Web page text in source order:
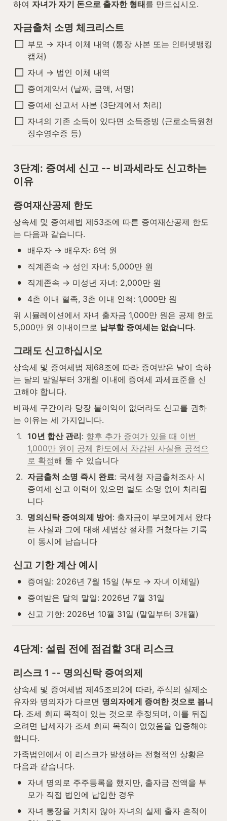
하여 자녀가 자기 돈으로 출자한 형태를 만드십시오.
자금출처 소명 체크리스트
부모 → 자녀 이체 내역 (통장 사본 또는 인터넷뱅킹
캡처)
자녀 → 법인 이체 내역
증여계약서 (날짜, 금액, 서명)
증여세 신고서 사본 (3단계에서 처리)
자녀의 기존 소득이 있다면 소득증빙 (근로소득원천
징수영수증 등)
3단계: 증여세 신고 -- 비과세라도 신고하는
이유
증여재산공제 한도
상속세 및 증여세법 제53조에 따른 증여재산공제 한도
는 다음과 같습니다.
• 배우자 → 배우자: 6억 원
• 직계존속 → 성인 자녀: 5,000만 원
• 직계존속 → 미성년 자녀: 2,000만 원
•
4촌 이내 혈족, 3촌 이내 인척: 1,000만 원
위 시뮬레이션에서 자녀 출자금 1,000만 원은 공제 한도
5,000만 원 이내이므로 납부할 증여세는 없습니다.
그래도 신고하십시오
상속세 및 증여세법 제68조에 따라 증여받은 날이 속하
는 달의 말일부터 3개월 이내에 증여세 과세표준을 신
고해야 합니다.
비과세 구간이라 당장 불이익이 없더라도 신고를 권하
는 이유는 세 가지입니다.
1. 10년 합산 관리: 향후 추가 증여가 있을 때 이번
1,000만 원이 공제 한도에서 차감된 사실을 공적으
로 확정해 둘 수 있습니다
2. 자금출처 소명 즉시 완료: 국세청 자금출처조사 시
증여세 신고 이력이 있으면 별도 소명 없이 처리됩
니다
3. 명의신탁 증여의제 방어: 출자금이 부모에게서 왔다
는 사실과 그에 대해 세법상 절차를 거쳤다는 기록
이 동시에 남습니다
신고 기한 계산 예시
• 증여일: 2026년 7월 15일 (부모 → 자녀 이체일)
• 증여받은 달의 말일: 2026년 7월 31일
• 신고 기한: 2026년 10월 31일 (말일부터 3개월)
4단계: 설립 전에 점검할 3대 리스크
리스크 1 -- 명의신탁 증여의제
상속세 및 증여세법 제45조의2에 따라, 주식의 실제소
유자와 명의자가 다르면 명의자에게 증여한 것으로 봅니
다. 조세 회피 목적이 있는 것으로 추정되며, 이를 뒤집
으려면 납세자가 조세 회피 목적이 없었음을 입증해야
합니다.
가족법인에서 이 리스크가 발생하는 전형적인 상황은
다음과 같습니다.
•
자녀 명의로 주주등록을 했지만, 출자금 전액을 부
모가 직접 법인에 납입한 경우
•
자녀 통장을 거치지 않아 자녀의 실제 출자 흔적이